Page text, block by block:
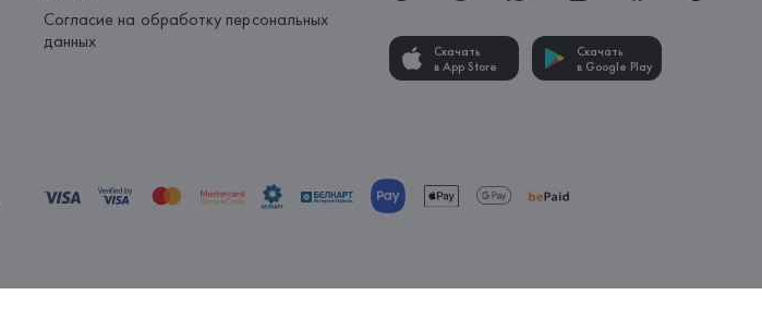
Согласие на обработку персональных
данных
Скачать
в App Store
Скачать
в Google Play